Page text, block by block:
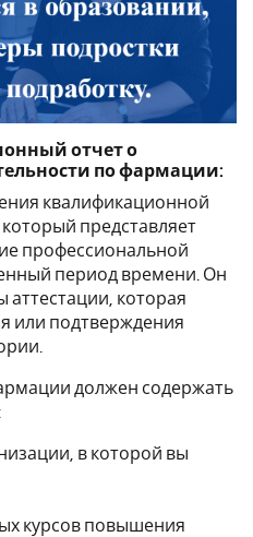
отчет о
по фармации:
квалификационной
представляет
профессиональной
период времени. Он
которая
или подтверждения
должен содержать
в которой вы
курсов повышения